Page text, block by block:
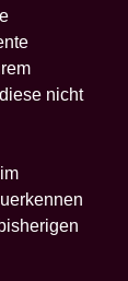
nicht